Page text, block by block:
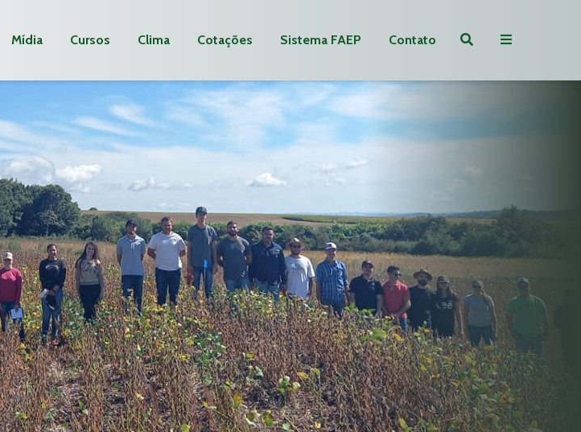
Mídia Cursos Clima Cotações Sistema FAEP Contato